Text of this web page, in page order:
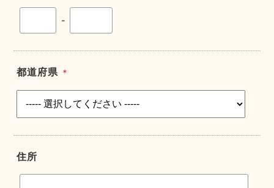
-
都道府県 ＊
住所